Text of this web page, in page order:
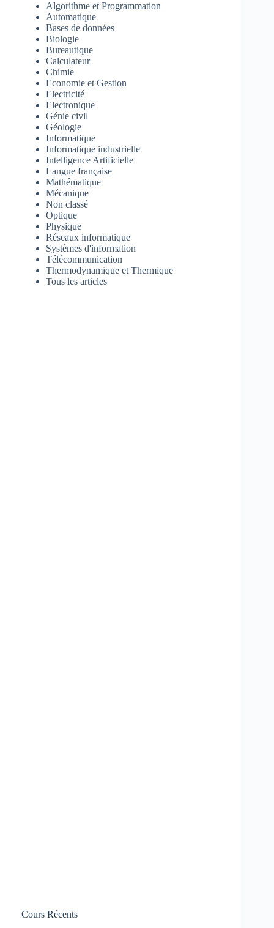
Algorithme et Programmation
Automatique
Bases de données
Biologie
Bureautique
Calculateur
Chimie
Economie et Gestion
Electricité
Electronique
Génie civil
Géologie
Informatique
Informatique industrielle
Intelligence Artificielle
Langue française
Mathématique
Mécanique
Non classé
Optique
Physique
Réseaux informatique
Systèmes d'information
Télécommunication
Thermodynamique et Thermique
Tous les articles
Cours Récents